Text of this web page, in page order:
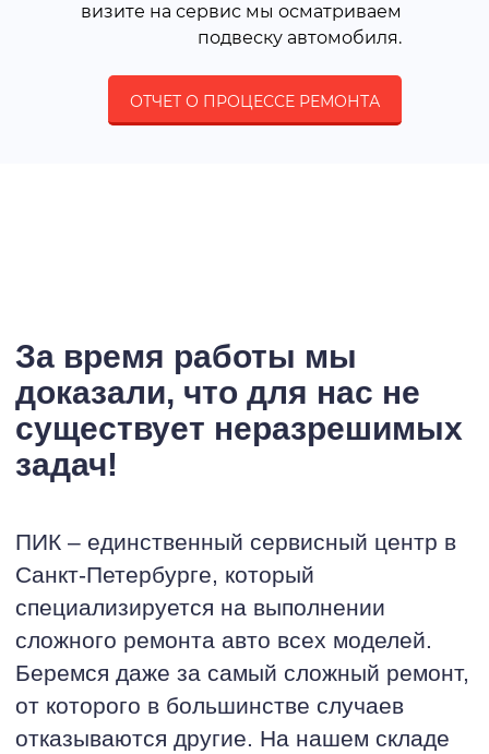
визите на сервис мы осматриваем
подвеску автомобиля.
ОТЧЕТ О ПРОЦЕССЕ РЕМОНТА
За время работы мы
доказали, что для нас не
существует неразрешимых
задач!
ПИК – единственный сервисный центр в
Санкт-Петербурге, который
специализируется на выполнении
сложного ремонта авто всех моделей.
Беремся даже за самый сложный ремонт,
от которого в большинстве случаев
отказываются другие. На нашем складе